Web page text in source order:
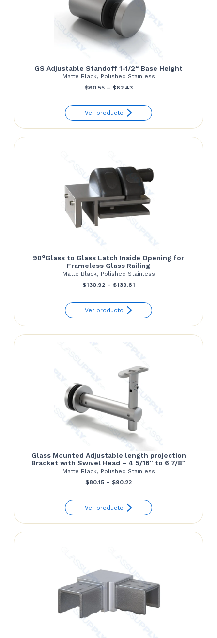
GS Adjustable Standoff 1-1/2“ Base Height
Matte Black, Polished Stainless
$60.55 – $62.43Price
$60.55
through
Ver producto
90°Glass to Glass Latch Inside Opening for
Frameless Glass Railing
Matte Black, Polished Stainless
$130.92 – $139.81Price
$130.92
through
Ver producto
Glass Mounted Adjustable length projection
Bracket with Swivel Head – 4 5/16″ to 6 7/8″
Matte Black, Polished Stainless
$80.15 – $90.22Price
$80.15
through
Ver producto